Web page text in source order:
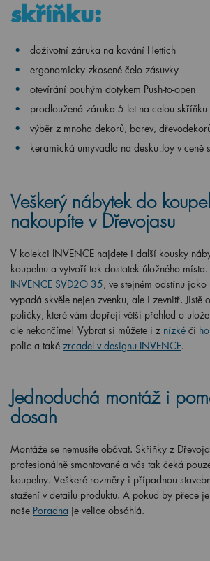
skříňku:
doživotní záruka na kování Hettich
ergonomicky zkosené čelo zásuvky
otevírání pouhým dotykem Push-to-open
prodloužená záruka 5 let na celou skříňku
výběr z mnoha dekorů, barev,
keramická umyvadla na desku Joy v ceně
Veškerý nábytek do
nakoupíte v Dřevojasu
V kolekci INVENCE najdete i další kousky
koupelnu a vytvoří tak dostatek úložného
INVENCE SVD2O 35, ve stejném odstínu
vypadá skvěle nejen zvenku, ale i zevnitř. Jistě
poličky, které vám dopřejí větší přehled o
ale nekončíme! Vybrat si můžete i z nízké či
polic a také zrcadel v designu INVENCE.
Jednoduchá montáž i
dosah
Montáže se nemusíte obávat. Skříňky z
profesionálně smontované a vás tak čeká
koupelny. Veškeré rozměry i případnou
stažení v detailu produktu. A pokud by přece
naše Poradna je velice obsáhlá.